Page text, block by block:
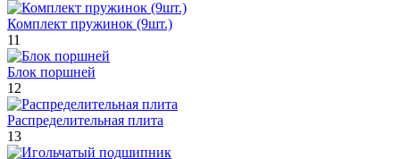
Комплект пружинок (9шт.)
11
Блок поршней
12
Распределительная плита
13